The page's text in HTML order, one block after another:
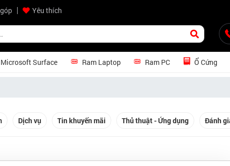
Yêu thích
Microsoft Surface Ram Laptop Ram PC Ổ Cứng
Dịch vụ Tin khuyến mãi Thủ thuật - Ứng dụng Đánh